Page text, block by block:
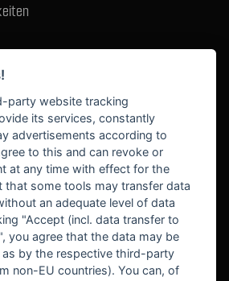
party website tracking
its services, constantly
advertisements according to
to this and can revoke or
at any time with effect for the
that some tools may transfer data
an adequate level of data
"Accept (incl. data transfer to
you agree that the data may be
as by the respective third-party
non-EU countries). You can, of